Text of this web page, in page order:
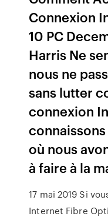
Connexion
10 PC
Harris Ne
nous ne
sans lutter
connexion
où nous
à faire à la
17 mai 2019 Si
Internet Fibre